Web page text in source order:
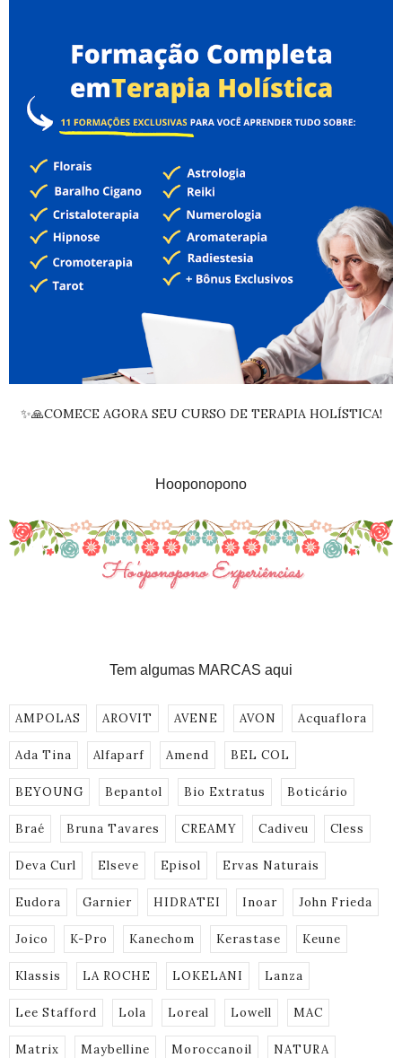
✨🙏COMECE AGORA SEU CURSO DE TERAPIA HOLÍSTICA!
Hooponopono
Tem algumas MARCAS aqui
AMPOLAS AROVIT AVENE AVON Acquaflora
Ada Tina Alfaparf Amend BEL COL
BEYOUNG Bepantol Bio Extratus Boticário
Braé Bruna Tavares CREAMY Cadiveu Cless
Deva Curl Elseve Episol Ervas Naturais
Eudora Garnier HIDRATEI Inoar John Frieda
Joico K-Pro Kanechom Kerastase Keune
Klassis LA ROCHE LOKELANI Lanza
Lee Stafford Lola Loreal Lowell MAC
Matrix Maybelline Moroccanoil NATURA